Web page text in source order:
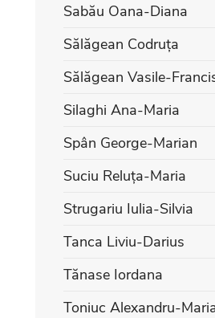
Sabău Oana-Diana
Sălăgean Codruța
Sălăgean Vasile-
Silaghi Ana-Maria
Spân George-Marian
Suciu Reluța-Maria
Strugariu Iulia-Silvia
Tanca Liviu-Darius
Tănase Iordana
Toniuc Alexandru-